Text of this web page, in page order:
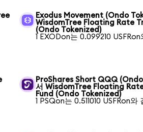
Exodus Movement (Ondo
WisdomTree Floating Rate
(Ondo Tokenized)
1 EXODon는 0.099210 USFRon
ProShares Short QQQ (Ondo
서 WisdomTree Floating
Fund (Ondo Tokenized)
1 PSQon는 0.511010 USFRon와